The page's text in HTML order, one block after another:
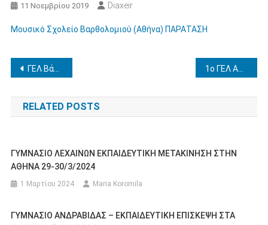
11 Νοεμβρίου 2019 Diaxeir
Μουσικό Σχολείο Βαρθολομιού (Αθήνα) ΠΑΡΑΤΑΣΗ
Πλοήγηση
άρθρων
ΓΕΛ Βάρδας (5ήμερη Θεσσαλονίκη) ΠΑΡΑΤΑΣΗ
RELATED POSTS
ΓΥΜΝΑΣΙΟ ΛΕΧΑΙΝΩΝ ΕΚΠΑΙΔΕΥΤΙΚΗ ΜΕΤΑΚΙΝΗΣΗ ΣΤΗΝ
ΑΘΗΝΑ 29-30/3/2024
1 Μαρτίου 2024 Maria Koromila
ΓΥΜΝΑΣΙΟ ΑΝΔΡΑΒΙΔΑΣ – ΕΚΠΑΙΔΕΥΤΙΚΗ ΕΠΙΣΚΕΨΗ ΣΤΑ